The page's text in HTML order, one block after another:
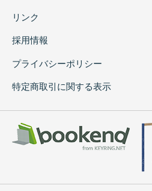
リンク
採用情報
プライバシーポリシー
特定商取引に関する表示